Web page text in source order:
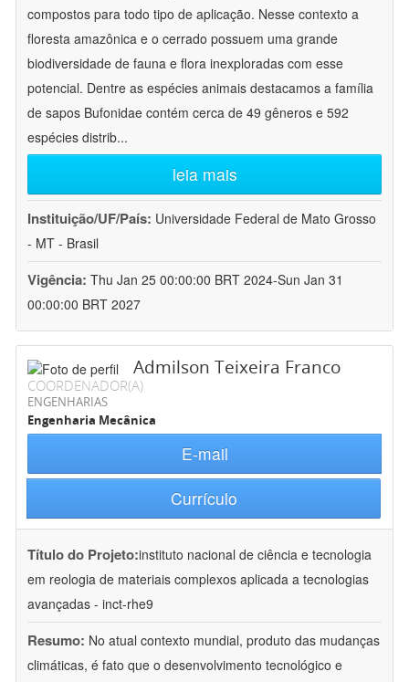
compostos para todo tipo de aplicação. Nesse contexto a
floresta amazônica e o cerrado possuem uma grande
biodiversidade de fauna e flora inexploradas com esse
potencial. Dentre as espécies animais destacamos a família
de sapos Bufonidae contém cerca de 49 gêneros e 592
espécies distrib...
leia mais
Instituição/UF/País: Universidade Federal de Mato Grosso
- MT - Brasil
Vigência: Thu Jan 25 00:00:00 BRT 2024-Sun Jan 31
00:00:00 BRT 2027
Admilson Teixeira Franco
COORDENADOR(A)
ENGENHARIAS
Engenharia Mecânica
E-mail
Currículo
Título do Projeto:instituto nacional de ciência e tecnologia
em reologia de materiais complexos aplicada a tecnologias
avançadas - inct-rhe9
Resumo: No atual contexto mundial, produto das mudanças
climáticas, é fato que o desenvolvimento tecnológico e